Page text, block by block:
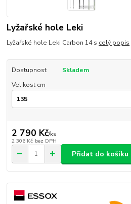
Lyžařské hole Leki
Lyžařské hole Leki Carbon 14 s celý popis
Dostupnost
Skladem
Velikost cm
2 790 Kč/ks
2 306 Kč bez DPH
Přidat do košíku